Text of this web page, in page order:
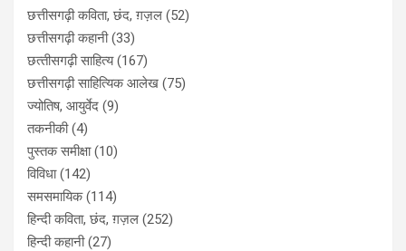
छत्तीसगढ़ी कविता, छंद, ग़ज़ल (52)
छत्तीसगढ़ी कहानी(33)
छत्‍तीसगढ़ी साहित्‍य(167)
छत्तीसगढ़ी साहित्यिक आलेख (75)
ज्योतिष, आयुर्वेद (9)
तकनीकी(4)
पुस्‍तक समीक्षा(10)
विविधा(142)
समसमायिक(114)
हिन्दी कविता, छंद, ग़ज़ल (252)
हिन्दी कहानी(27)